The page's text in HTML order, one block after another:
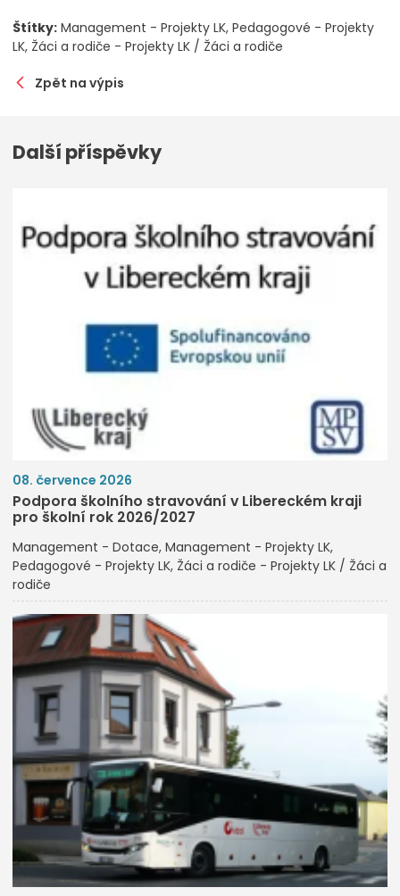
Štítky: Management - Projekty LK Pedagogové - Projekty
LK Žáci a rodiče - Projekty LK / Žáci a rodiče
Zpět na výpis
Další příspěvky
08. července 2026
Podpora školního stravování v Libereckém kraji
pro školní rok 2026/2027
Management - Dotace Management - Projekty LK
Pedagogové - Projekty LK Žáci a rodiče - Projekty LK / Žáci a
rodiče